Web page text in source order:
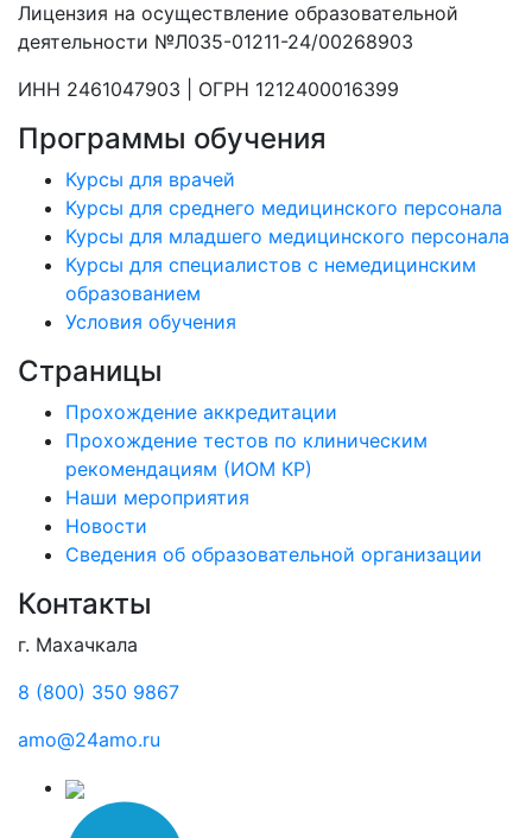
Лицензия на осуществление образовательной
деятельности №Л035-01211-24/00268903
ИНН 2461047903 | ОГРН 1212400016399
Программы обучения
Курсы для врачей
Курсы для среднего медицинского персонала
Курсы для младшего медицинского персонала
Курсы для специалистов с немедицинским
образованием
Условия обучения
Страницы
Прохождение аккредитации
Прохождение тестов по клиническим
рекомендациям (ИОМ КР)
Наши мероприятия
Новости
Сведения об образовательной организации
Контакты
г. Махачкала
8 (800) 350 9867
amo@24amo.ru